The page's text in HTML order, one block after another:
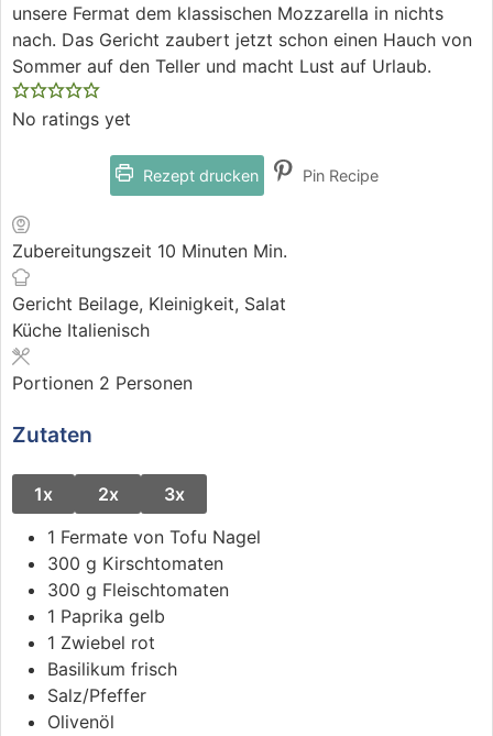
unsere Fermat dem klassischen Mozzarella in nichts
nach. Das Gericht zaubert jetzt schon einen Hauch von
Sommer auf den Teller und macht Lust auf Urlaub.
No ratings yet
Rezept drucken Pin Recipe
Zubereitungszeit 10 Minuten Min.
Gericht Beilage, Kleinigkeit, Salat
Küche Italienisch
Portionen 2 Personen
Zutaten
1x 2x
3x
1 Fermate von Tofu Nagel
300 g Kirschtomaten
300 g Fleischtomaten
1 Paprika gelb
1 Zwiebel rot
Basilikum frisch
Salz/Pfeffer
Olivenöl